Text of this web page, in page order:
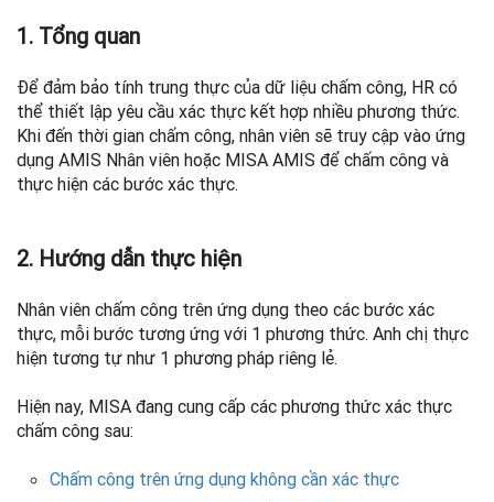
1. Tổng quan
Để đảm bảo tính trung thực của dữ liệu chấm công, HR có
thể thiết lập yêu cầu xác thực kết hợp nhiều phương thức.
Khi đến thời gian chấm công, nhân viên sẽ truy cập vào ứng
dụng AMIS Nhân viên hoặc MISA AMIS để chấm công và
thực hiện các bước xác thực.
2. Hướng dẫn thực hiện
Nhân viên chấm công trên ứng dụng theo các bước xác
thực, mỗi bước tương ứng với 1 phương thức. Anh chị thực
hiện tương tự như 1 phương pháp riêng lẻ.
Hiện nay, MISA đang cung cấp các phương thức xác thực
chấm công sau:
Chấm công trên ứng dụng không cần xác thực